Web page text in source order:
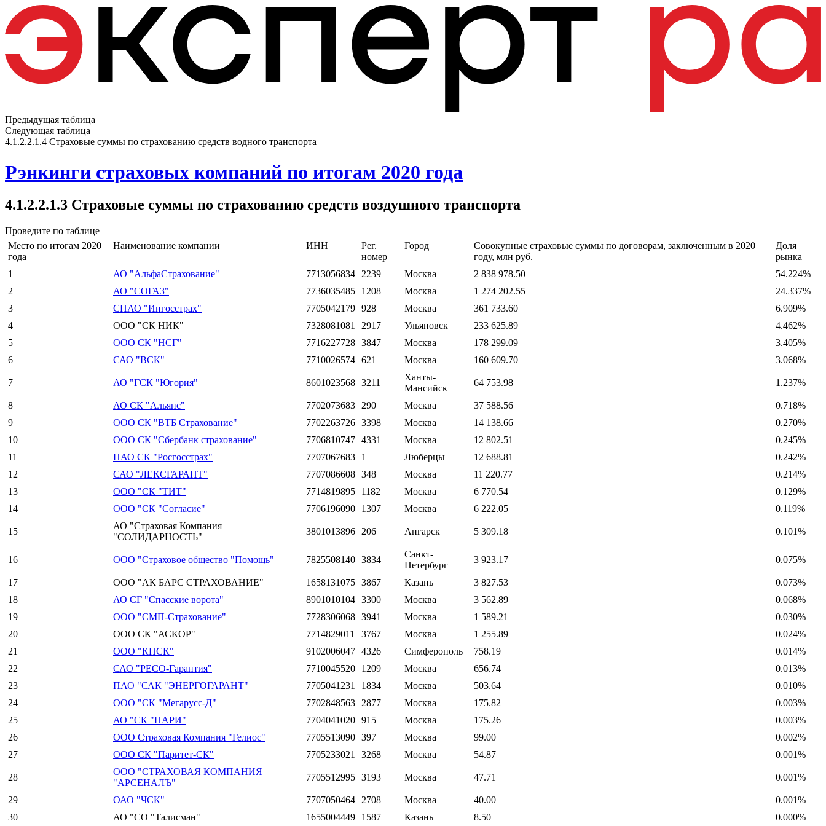
Предыдущая таблица
Следующая таблица
4.1.2.2.1.4 Страховые суммы по страхованию средств водного транспорта
Рэнкинги страховых компаний по итогам 2020 года
4.1.2.2.1.3 Страховые суммы по страхованию средств воздушного транспорта
Проведите по таблице
Место по итогам 2020
года
Наименование компании ИНН
Рег.
номер
Город
Совокупные страховые суммы по договорам, заключенным в 2020
году, млн руб.
Доля
рынка
1
АО "АльфаСтрахование" 7713056834 2239 Москва 2 838 978.50
54.224%
2
АО "СОГАЗ" 7736035485 1208 Москва 1 274 202.55
24.337%
3
СПАО "Ингосстрах" 7705042179 928 Москва 361 733.60
6.909%
4
ООО "СК НИК" 7328081081 2917 Ульяновск 233 625.89
4.462%
5
ООО СК "НСГ" 7716227728 3847 Москва 178 299.09
3.405%
6
САО "ВСК" 7710026574 621 Москва 160 609.70 3.068%
7 АО "ГСК "Югория" 8601023568 3211
Ханты-
Мансийск
64 753.98 1.237%
8 АО СК "Альянс" 7702073683 290 Москва 37 588.56
0.718%
9
ООО СК "ВТБ Страхование" 7702263726 3398 Москва 14 138.66
0.270%
10
ООО СК "Сбербанк страхование" 7706810747 4331 Москва 12 802.51
0.245%
11
ПАО СК "Росгосстрах" 7707067683 1 Люберцы 12 688.81
0.242%
12
САО "ЛЕКСГАРАНТ" 7707086608 348 Москва 11 220.77
0.214%
13
ООО "СК "ТИТ" 7714819895 1182 Москва 6 770.54
0.129%
14
ООО "СК "Согласие" 7706196090 1307 Москва 6 222.05 0.119%
15
АО "Страховая Компания
"СОЛИДАРНОСТЬ"
3801013896 206 Ангарск 5 309.18 0.101%
16 ООО "Страховое общество "Помощь" 7825508140 3834
Санкт-
Петербург
3 923.17 0.075%
17 ООО "АК БАРС СТРАХОВАНИЕ" 1658131075 3867 Казань 3 827.53
0.073%
18
АО СГ "Спасские ворота" 8901010104 3300 Москва 3 562.89
0.068%
19
ООО "СМП-Страхование" 7728306068 3941 Москва 1 589.21
0.030%
20
ООО СК "АСКОР" 7714829011 3767 Москва 1 255.89
0.024%
21
ООО "КПСК" 9102006047 4326 Симферополь 758.19
0.014%
22
САО "РЕСО-Гарантия" 7710045520 1209 Москва 656.74
0.013%
23
ПАО "САК "ЭНЕРГОГАРАНТ" 7705041231 1834 Москва 503.64
0.010%
24
ООО "СК "Мегарусс-Д" 7702848563 2877 Москва 175.82
0.003%
25
АО "СК "ПАРИ" 7704041020 915 Москва 175.26
0.003%
26
ООО Страховая Компания "Гелиос" 7705513090 397 Москва 99.00
0.002%
27
ООО СК "Паритет-СК" 7705233021 3268 Москва 54.87 0.001%
28
ООО "СТРАХОВАЯ КОМПАНИЯ
"АРСЕНАЛЪ"
7705512995 3193 Москва 47.71 0.001%
29 ОАО "ЧСК" 7707050464 2708 Москва 40.00
0.001%
30
АО "СО "Талисман" 1655004449 1587 Казань 8.50 0.000%